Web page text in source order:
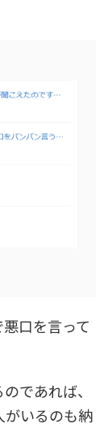
口を言って
であれば、
がいるのも納